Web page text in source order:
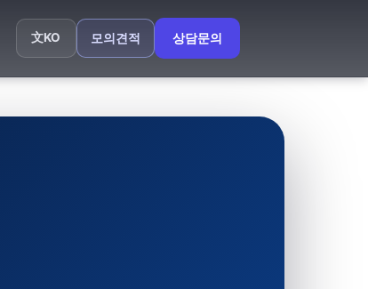
文KO 모의견적 상담문의